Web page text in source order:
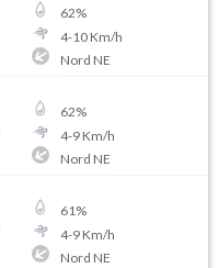
62%
4-10Km/h
Nord NE
62%
4-9Km/h
Nord NE
61%
4-9Km/h
Nord NE